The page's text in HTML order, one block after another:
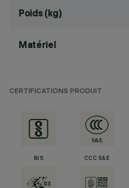
Poids (kg)
Matériel
CERTIFICATIONS PRODUIT
BIS CCC S&E